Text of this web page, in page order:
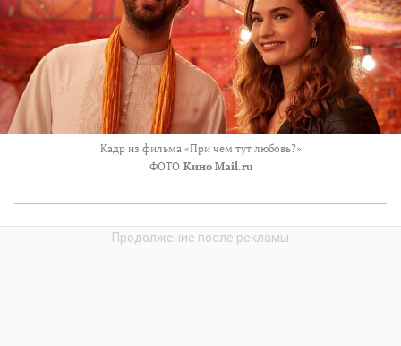
Кадр из фильма «При чем тут любовь?»
ФОТО Кино Mail.ru